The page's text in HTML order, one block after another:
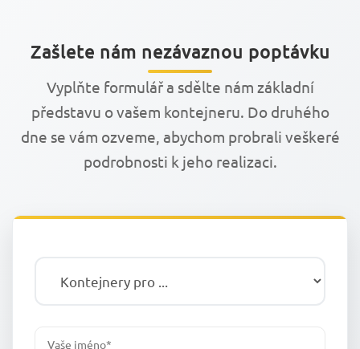
Zašlete nám nezávaznou poptávku
Vyplňte formulář a sdělte nám základní
představu o vašem kontejneru. Do druhého
dne se vám ozveme, abychom probrali veškeré
podrobnosti k jeho realizaci.